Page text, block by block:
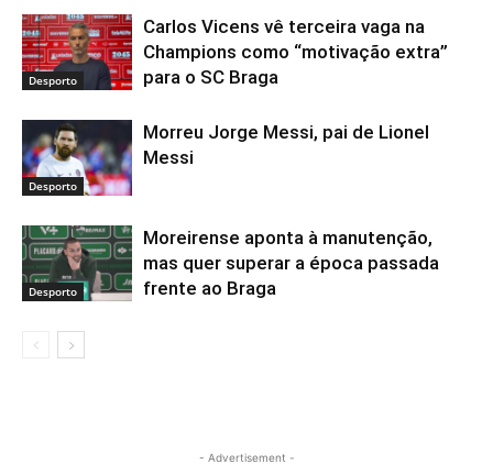
Desporto
Carlos Vicens vê terceira vaga na
Champions como “motivação extra”
para o SC Braga
Desporto
Morreu Jorge Messi, pai de Lionel
Messi
Desporto
Moreirense aponta à manutenção,
mas quer superar a época passada
frente ao Braga
- Advertisement -